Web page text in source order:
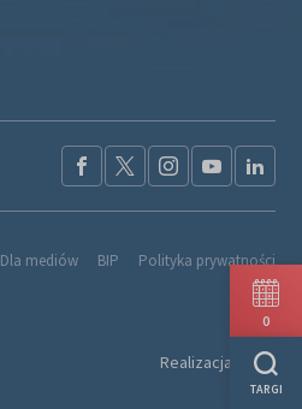
Dla mediów BIP Polityka prywatności
Realizacja: Ideo
0
TARGI